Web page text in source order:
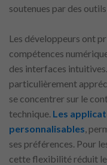
soutenues par des
Les développeurs ont
compétences
des interfaces
particulièrement
se concentrer sur le
technique. Les
personnalisables ,
ses préférences. Pour
cette flexibilité réduit